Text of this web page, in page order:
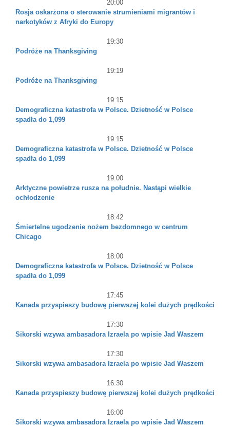
20:00
Rosja oskarżona o sterowanie strumieniami migrantów i
narkotyków z Afryki do Europy
19:30
Podróże na Thanksgiving
19:19
Podróże na Thanksgiving
19:15
Demograficzna katastrofa w Polsce. Dzietność w Polsce
spadła do 1,099
19:15
Demograficzna katastrofa w Polsce. Dzietność w Polsce
spadła do 1,099
19:00
Arktyczne powietrze rusza na południe. Nastąpi wielkie
ochłodzenie
18:42
Śmiertelne ugodzenie nożem bezdomnego w centrum
Chicago
18:00
Demograficzna katastrofa w Polsce. Dzietność w Polsce
spadła do 1,099
17:45
Kanada przyspieszy budowę pierwszej kolei dużych prędkości
17:30
Sikorski wzywa ambasadora Izraela po wpisie Jad Waszem
17:30
Sikorski wzywa ambasadora Izraela po wpisie Jad Waszem
16:30
Kanada przyspieszy budowę pierwszej kolei dużych prędkości
16:00
Sikorski wzywa ambasadora Izraela po wpisie Jad Waszem